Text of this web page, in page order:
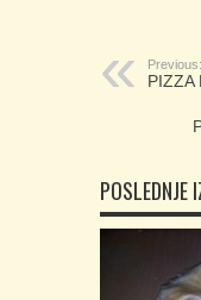
Previous:
PIZZA
POSLEDNJE